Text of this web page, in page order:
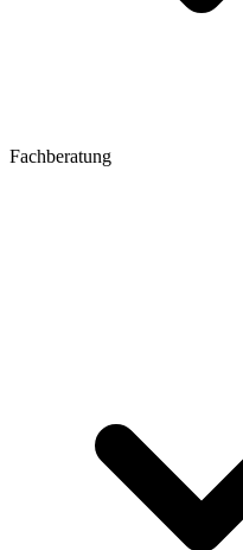
Fachberatung